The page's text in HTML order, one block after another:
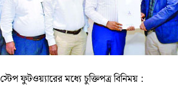
ফুটওয়্যারের মধ্যে চুক্তিপত্র বিনিময় :